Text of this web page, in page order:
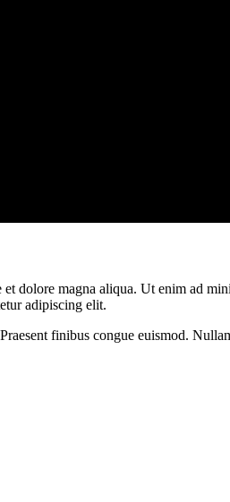
dolore magna aliqua. Ut enim ad
adipiscing elit.
finibus congue euismod.